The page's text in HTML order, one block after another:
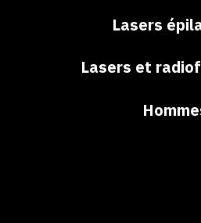
Lasers
Lasers et